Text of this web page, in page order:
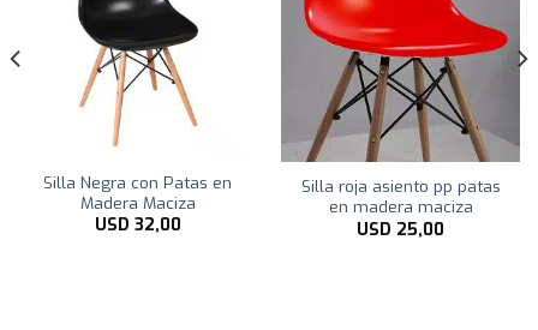
Silla Negra con Patas en
Madera Maciza
USD 32,00
Silla roja asiento pp patas
en madera maciza
USD 25,00